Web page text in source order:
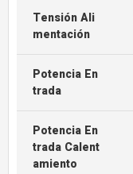
Tensión Ali
Mentación
Potencia En
Trada
Potencia En
Trada Calent
Amiento